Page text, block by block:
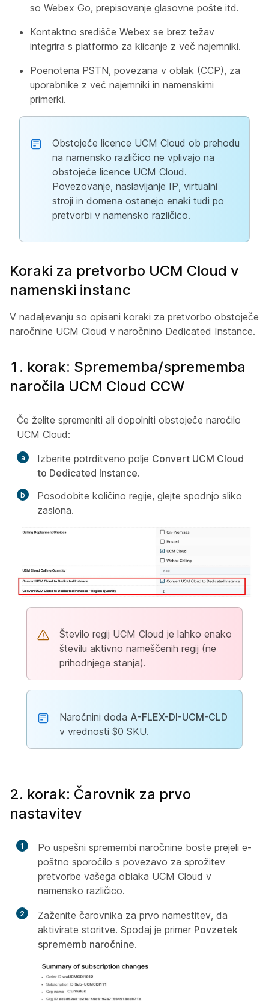
so Webex Go, prepisovanje glasovne pošte itd.
Kontaktno središče Webex se brez težav
integrira s platformo za klicanje z več najemniki.
Poenotena PSTN, povezana v oblak (CCP), za
uporabnike z več najemniki in namenskimi
primerki.
Obstoječe licence UCM Cloud ob prehodu
na namensko različico ne vplivajo na
obstoječe licence UCM Cloud.
Povezovanje, naslavljanje IP, virtualni
stroji in domena ostanejo enaki tudi po
pretvorbi v namensko različico.
Koraki za pretvorbo UCM Cloud v
namenski instanc
V nadaljevanju so opisani koraki za pretvorbo obstoječe
naročnine UCM Cloud v naročnino Dedicated Instance.
1. korak: Sprememba/sprememba
naročila UCM Cloud CCW
Če želite spremeniti ali dopolniti obstoječe naročilo
UCM Cloud:
Izberite potrditveno polje Convert UCM Cloud
to Dedicated Instance.
Posodobite količino regije, glejte spodnjo sliko
zaslona.
Število regij UCM Cloud je lahko enako
številu aktivno nameščenih regij (ne
prihodnjega stanja).
Naročnini doda A-FLEX-DI-UCM-CLD
v vrednosti $0 SKU.
2. korak: Čarovnik za prvo
nastavitev
1
Po uspešni spremembi naročnine boste prejeli e-
poštno sporočilo s povezavo za sprožitev
pretvorbe vašega oblaka UCM Cloud v
namensko različico.
2
Zaženite čarovnika za prvo namestitev, da
aktivirate storitve. Spodaj je primer Povzetek
sprememb naročnine.